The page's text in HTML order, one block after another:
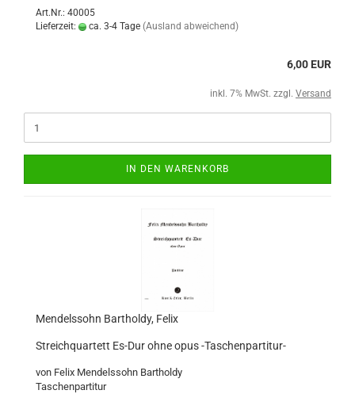
Art.Nr.: 40005
Lieferzeit:
ca. 3-4 Tage (Ausland abweichend)
6,00 EUR
inkl. 7% MwSt. zzgl. Versand
IN DEN WARENKORB
Mendelssohn Bartholdy, Felix
Streichquartett Es-Dur ohne opus -Taschenpartitur-
von Felix Mendelssohn Bartholdy
Taschenpartitur